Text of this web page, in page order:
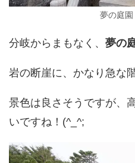
夢の庭園
分岐からまもなく、 夢の
岩の断崖に、かなり急な
景色は良さそうですが、
いですね！(^_^;